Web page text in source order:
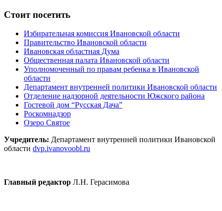
Стоит посетить
Избирательная комиссия Ивановской области
Правительство Ивановской области
Ивановская областная Дума
Общественная палата Ивановской области
Уполномоченный по правам ребенка в Ивановской
области
Департамент внутренней политики Ивановской области
Отделение надзорной деятельности Южского района
Гостевой дом “Русская Дача”
Роскомнадзор
Озеро Святое
Учредитель: Департамент внутренней политики Ивановской
области dvp.ivanovoobl.ru
Главный редактор Л.Н. Герасимова